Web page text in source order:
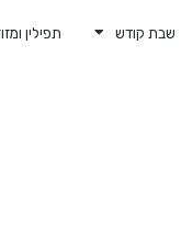
שבת קודש תפילין